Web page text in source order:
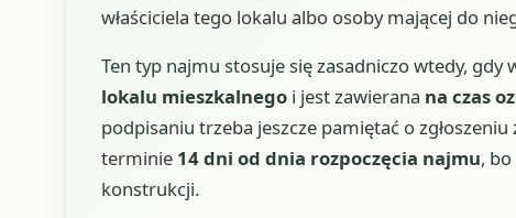
właściciela tego lokalu albo osoby mającej do
Ten typ najmu stosuje się zasadniczo wtedy, gdy
lokalu mieszkalnegoi jest zawierana na czas
podpisaniu trzeba jeszcze pamiętać o
terminie 14 dni od dnia rozpoczęcia najmu,
konstrukcji.